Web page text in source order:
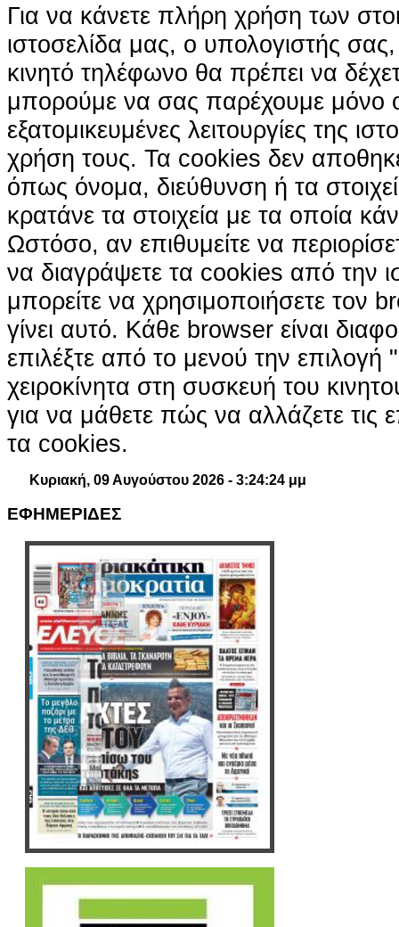
Για να κάνετε πλήρη χρήση των
ιστοσελίδα μας, ο υπολογιστής
κινητό τηλέφωνο θα πρέπει να
μπορούμε να σας παρέχουμε μόνο
εξατομικευμένες λειτουργίες της
χρήση τους. Τα cookies δεν
όπως όνομα, διεύθυνση ή τα
κρατάνε τα στοιχεία με τα οποία
Ωστόσο, αν επιθυμείτε να
να διαγράψετε τα cookies από την
μπορείτε να χρησιμοποιήσετε τον
γίνει αυτό. Κάθε browser είναι
επιλέξτε από το μενού την επιλογή
χειροκίνητα στη συσκευή του
για να μάθετε πώς να αλλάζετε τις
τα cookies.
Κυριακή, 09 Αυγούστου 2026 - 3:24:25 μμ
ΕΦΗΜΕΡΙΔΕΣ